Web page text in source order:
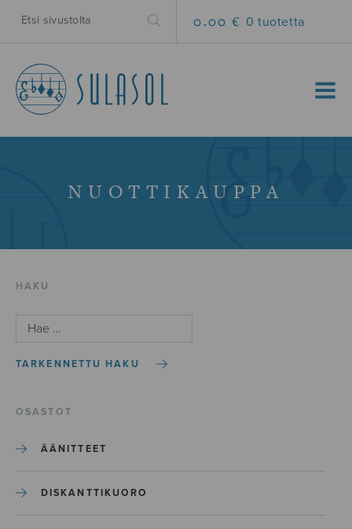
0.00 € 0 tuotetta
MENU
NUOTTIKAUPPA
HAKU
TARKENNETTU HAKU
OSASTOT
ÄÄNITTEET
DISKANTTIKUORO